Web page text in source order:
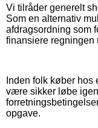
Vi tilråder generelt
Som en alternativ
afdragsordning som
finansiere regningen
Inden folk køber hos
være sikker løbe
opgave.